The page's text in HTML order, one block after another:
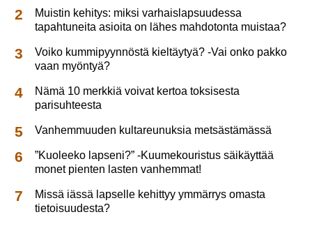
Muistin kehitys: miksi varhaislapsuudessa
tapahtuneita asioita on lähes mahdotonta muistaa?
Voiko kummipyynnöstä kieltäytyä? -Vai onko pakko
vaan myöntyä?
Nämä 10 merkkiä voivat kertoa toksisesta
parisuhteesta
Vanhemmuuden kultareunuksia metsästämässä
”Kuoleeko lapseni?” -Kuumekouristus säikäyttää
monet pienten lasten vanhemmat!
Missä iässä lapselle kehittyy ymmärrys omasta
tietoisuudesta?